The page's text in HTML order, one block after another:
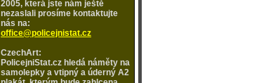
2005, která jste nám ještě
nezaslali prosíme kontaktujte
nás na:
office@policejnistat.cz
CzechArt:
PolicejniStat.cz hledá náměty na
samolepky a vtipný a úderný A2